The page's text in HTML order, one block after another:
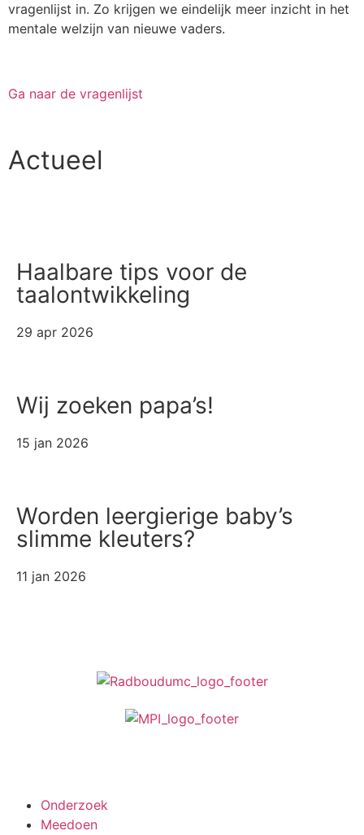
vragenlijst in. Zo krijgen we eindelijk meer inzicht in het
mentale welzijn van nieuwe vaders.
Ga naar de vragenlijst
Actueel
Haalbare tips voor de
taalontwikkeling
29 apr 2026
Wij zoeken papa’s!
15 jan 2026
Worden leergierige baby’s
slimme kleuters?
11 jan 2026
Onderzoek
Meedoen